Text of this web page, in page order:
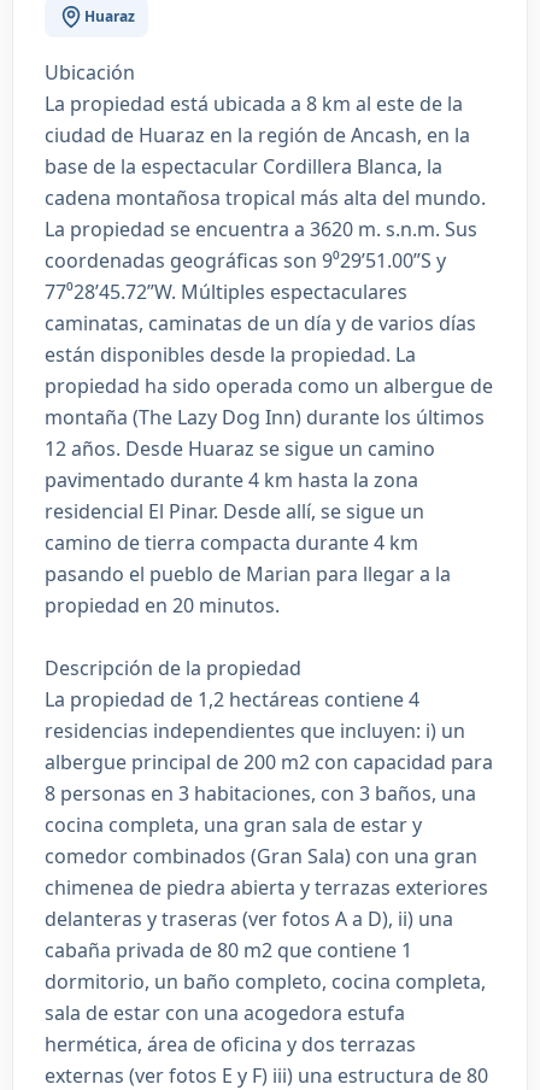
Huaraz
Ubicación
La propiedad está ubicada a 8 km al este de la
ciudad de Huaraz en la región de Ancash, en la
base de la espectacular Cordillera Blanca, la
cadena montañosa tropical más alta del mundo.
La propiedad se encuentra a 3620 m. s.n.m. Sus
coordenadas geográficas son 9⁰29’51.00”S y
77⁰28’45.72”W. Múltiples espectaculares
caminatas, caminatas de un día y de varios días
están disponibles desde la propiedad. La
propiedad ha sido operada como un albergue de
montaña (The Lazy Dog Inn) durante los últimos
12 años. Desde Huaraz se sigue un camino
pavimentado durante 4 km hasta la zona
residencial El Pinar. Desde allí, se sigue un
camino de tierra compacta durante 4 km
pasando el pueblo de Marian para llegar a la
propiedad en 20 minutos.
Descripción de la propiedad
La propiedad de 1,2 hectáreas contiene 4
residencias independientes que incluyen: i) un
albergue principal de 200 m2 con capacidad para
8 personas en 3 habitaciones, con 3 baños, una
cocina completa, una gran sala de estar y
comedor combinados (Gran Sala) con una gran
chimenea de piedra abierta y terrazas exteriores
delanteras y traseras (ver fotos A a D), ii) una
cabaña privada de 80 m2 que contiene 1
dormitorio, un baño completo, cocina completa,
sala de estar con una acogedora estufa
hermética, área de oficina y dos terrazas
externas (ver fotos E y F) iii) una estructura de 80